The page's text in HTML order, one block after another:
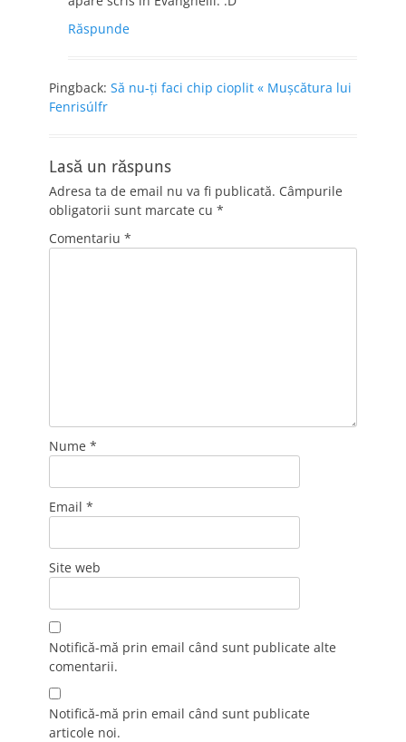
Răspunde
Pingback: Să nu-ţi faci chip cioplit « Muşcătura lui
Fenrisúlfr
Lasă un răspuns
Adresa ta de email nu va fi publicată. Câmpurile
obligatorii sunt marcate cu *
Comentariu *
Nume *
Email *
Site web
Notifică-mă prin email când sunt publicate alte
comentarii.
Notifică-mă prin email când sunt publicate
articole noi.